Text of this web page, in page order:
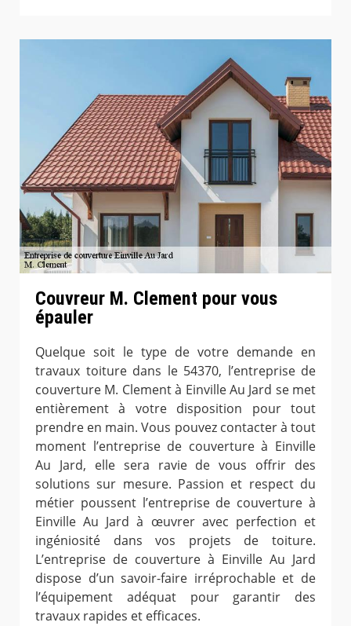
Couvreur M. Clement pour vous
épauler
Quelque soit le type de votre demande en
travaux toiture dans le 54370, l’entreprise de
couverture M. Clement à Einville Au Jard se met
entièrement à votre disposition pour tout
prendre en main. Vous pouvez contacter à tout
moment l’entreprise de couverture à Einville
Au Jard, elle sera ravie de vous offrir des
solutions sur mesure. Passion et respect du
métier poussent l’entreprise de couverture à
Einville Au Jard à œuvrer avec perfection et
ingéniosité dans vos projets de toiture.
L’entreprise de couverture à Einville Au Jard
dispose d’un savoir-faire irréprochable et de
l’équipement adéquat pour garantir des
travaux rapides et efficaces.